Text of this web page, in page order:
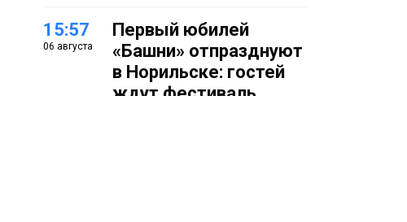
15:57
06 августа
Первый юбилей
«Башни» отпразднуют
в Норильске: гостей
ждут фестиваль,